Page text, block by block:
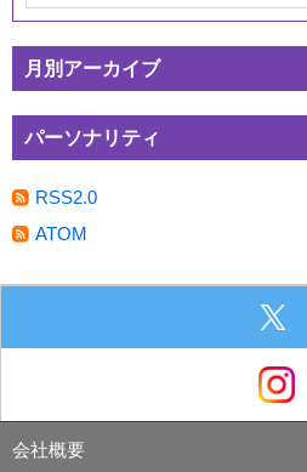
月別アーカイブ
パーソナリティ
RSS2.0
ATOM
会社概要